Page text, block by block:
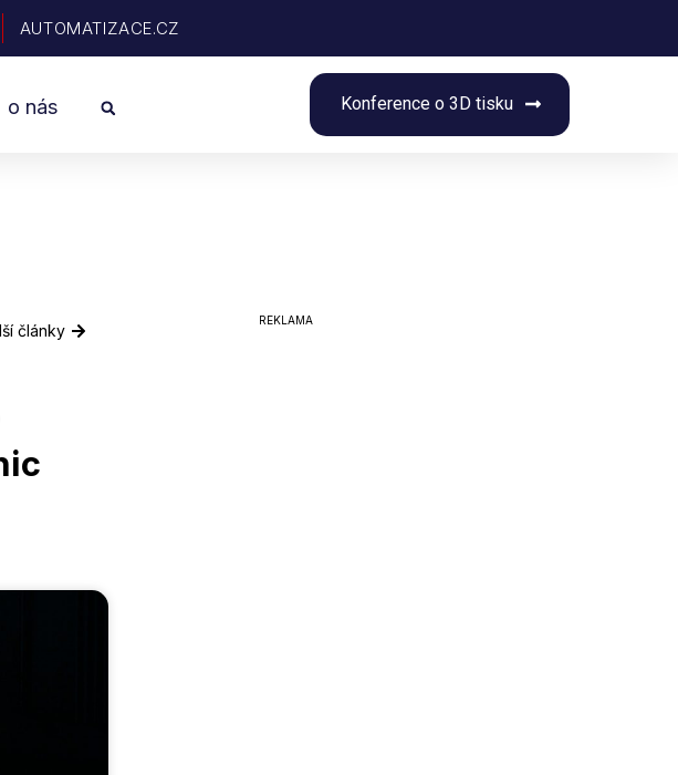
AUTOMATIZACE.CZ
o nás Konference o 3D tisku
články
REKLAMA